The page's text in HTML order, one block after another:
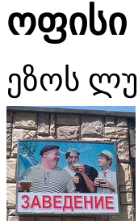
ოფისი
ეზოს